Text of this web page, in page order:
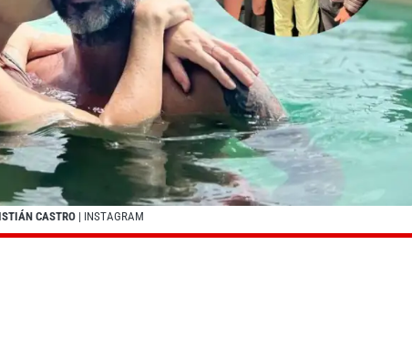
CASTRO | INSTAGRAM